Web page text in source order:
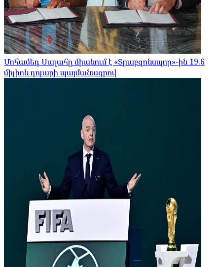
Մոհամեդ Սալահը միանում է «Տրաբզոնսպոր»-ին 19.6
միլիոն դոլարի պայմանագրով